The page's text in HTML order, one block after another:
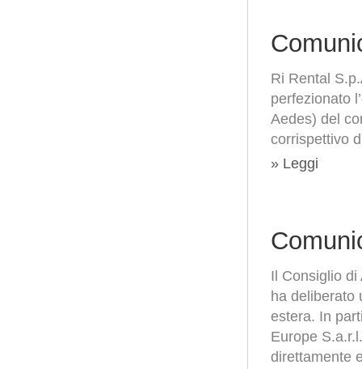
Ri Rental
perfezionato
Aedes) del
corrispettivo
» Leggi
Il Consiglio
ha deliberato
estera. In
Europe
direttamente